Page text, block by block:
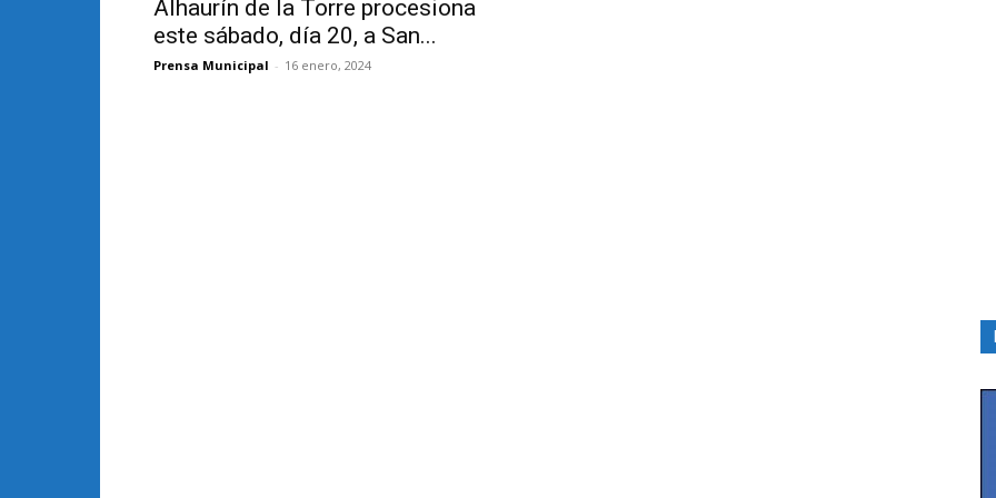
Alhaurín de la Torre procesiona
este sábado, día 20, a San...
Prensa Municipal - 16 enero, 2024